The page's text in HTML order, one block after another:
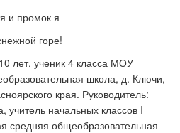
и промок я
горе!
лет, ученик 4 класса МОУ
школа, д. Ключи,
края. Руководитель:
начальных классов I
средняя общеобразовательная